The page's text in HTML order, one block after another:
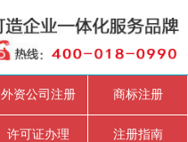
外资公司注册 商标注册
许可证办理 注册指南